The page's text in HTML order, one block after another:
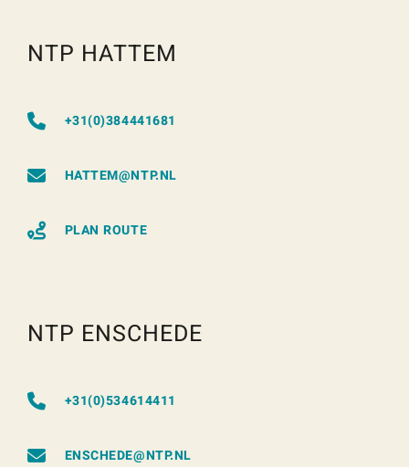
NTP HATTEM
+31(0)384441681
HATTEM@NTP.NL
PLAN ROUTE
NTP ENSCHEDE
+31(0)534614411
ENSCHEDE@NTP.NL